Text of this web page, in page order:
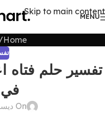
Skip to main content
MENU
Home
تفسير حلم فتاه
في
On ديسمبر 22, 2024